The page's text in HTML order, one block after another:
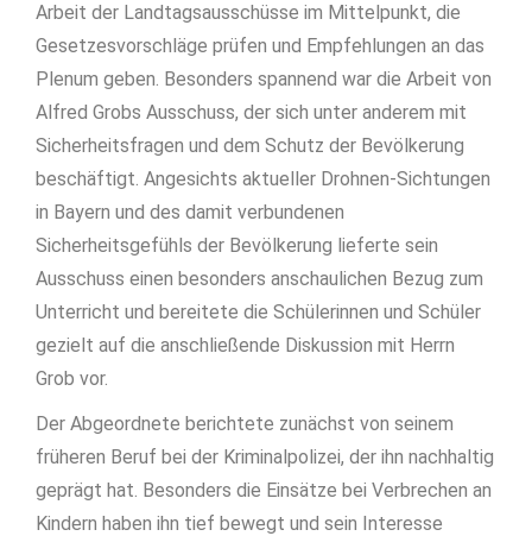
Arbeit der Landtagsausschüsse im Mittelpunkt, die
Gesetzesvorschläge prüfen und Empfehlungen an das
Plenum geben. Besonders spannend war die Arbeit von
Alfred Grobs Ausschuss, der sich unter anderem mit
Sicherheitsfragen und dem Schutz der Bevölkerung
beschäftigt. Angesichts aktueller Drohnen-Sichtungen
in Bayern und des damit verbundenen
Sicherheitsgefühls der Bevölkerung lieferte sein
Ausschuss einen besonders anschaulichen Bezug zum
Unterricht und bereitete die Schülerinnen und Schüler
gezielt auf die anschließende Diskussion mit Herrn
Grob vor.
Der Abgeordnete berichtete zunächst von seinem
früheren Beruf bei der Kriminalpolizei, der ihn nachhaltig
geprägt hat. Besonders die Einsätze bei Verbrechen an
Kindern haben ihn tief bewegt und sein Interesse